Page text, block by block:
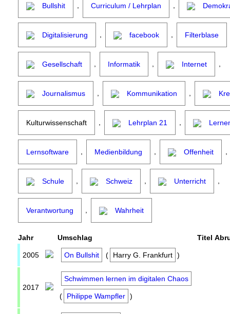
Bullshit , Curriculum / Lehrplan ,
Digitalisierung , facebook , Filterblase
Gesellschaft , Informatik , Internet ,
Journalismus , Kommunikation ,
Kulturwissenschaft , Lehrplan 21 ,
Lernsoftware , Medienbildung , Offenheit ,
Schule , Schweiz , Unterricht ,
Verantwortung , Wahrheit
Jahr Umschlag Titel
2005 On Bullshit ( Harry G. Frankfurt )
2017
Schwimmen lernen im digitalen Chaos
( Philippe Wampfler )